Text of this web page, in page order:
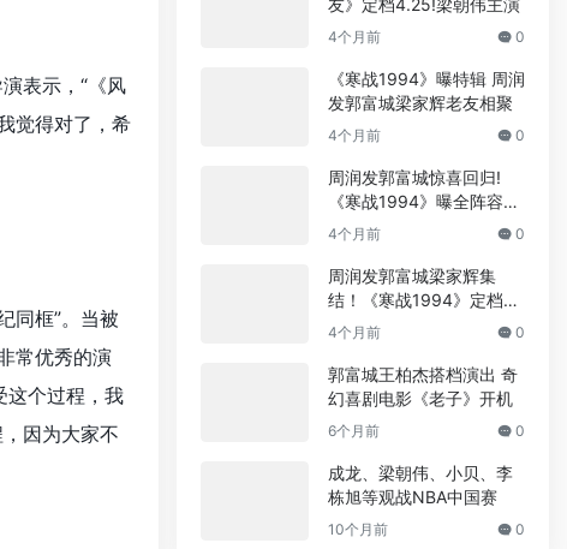
表示，“《风
觉得对了，希
同框”。当被
常优秀的演
这个过程，我
因为大家不
友》定档4.25!梁朝伟主演
4个月前 0
《寒战1994》曝特辑 周润
发郭富城梁家辉老友相聚
4个月前 0
周润发郭富城惊喜回归!
《寒战1994》曝全阵容海
报
4个月前 0
周润发郭富城梁家辉集
结！《寒战1994》定档五
一
4个月前 0
郭富城王柏杰搭档演出 奇
幻喜剧电影《老子》开机
6个月前 0
成龙、梁朝伟、小贝、李
栋旭等观战NBA中国赛
10个月前 0